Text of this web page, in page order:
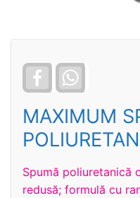
Facebook
MAXIMUM
Spumă poliuretanică
redusă; formulă cu